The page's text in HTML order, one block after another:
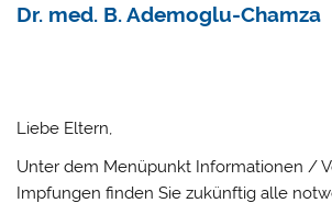
Dr. med. B. Ademoglu-Chamza
Liebe Eltern,
Unter dem Menüpunkt Informationen /
Impfungen finden Sie zukünftig alle